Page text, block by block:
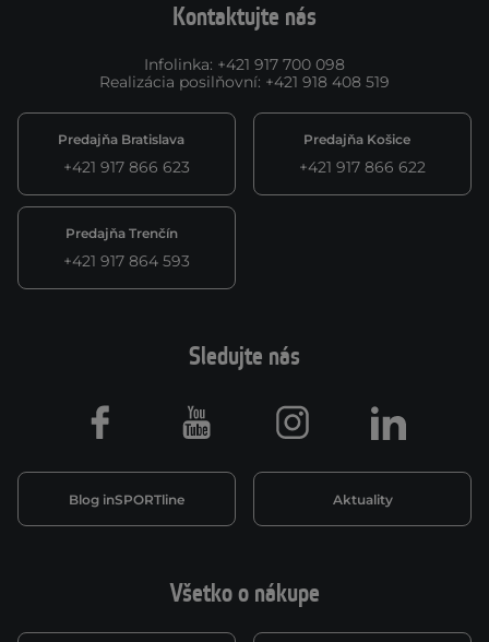
Kontaktujte nás
Infolinka: +421 917 700 098
Realizácia posilňovní: +421 918 408 519
Predajňa Bratislava
+421 917 866 623
Predajňa Košice
+421 917 866 622
Predajňa Trenčín
+421 917 864 593
Všetko o nákupe
Sledujte nás
Blog inSPORTline Aktuality
Facebook Youtube Instagram LinkedIn